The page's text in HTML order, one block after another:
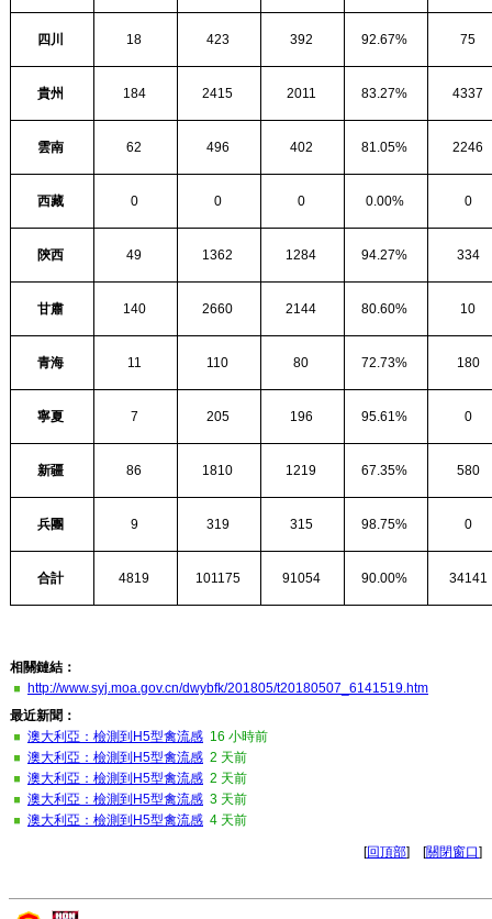
四川 18 423 392 92.67% 75
貴州 184 2415 2011 83.27% 4337
雲南 62 496 402 81.05% 2246
西藏 0 0 0 0.00% 0
陝西 49 1362 1284 94.27% 334
甘肅 140 2660 2144 80.60% 10
青海 11 110 80 72.73% 180
寧夏 7 205 196 95.61% 0
新疆 86 1810 1219 67.35% 580
兵團 9 319 315 98.75% 0
合計 4819 101175 91054 90.00% 34141
相關鏈結：
http://www.syj.moa.gov.cn/dwybfk/201805/t20180507_6141519.htm
最近新聞：
澳大利亞：檢測到H5型禽流感 16 小時前
澳大利亞：檢測到H5型禽流感 2 天前
澳大利亞：檢測到H5型禽流感 2 天前
澳大利亞：檢測到H5型禽流感 3 天前
澳大利亞：檢測到H5型禽流感 4 天前
[回頂部] [關閉窗口]